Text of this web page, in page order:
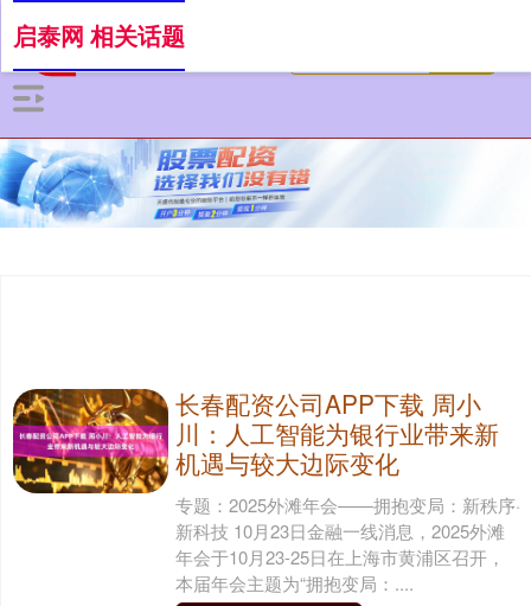
启泰网 相关话题
长春配资公司APP下载 周小
川：人工智能为银行业带来新
机遇与较大边际变化
专题：2025外滩年会——拥抱变局：新秩序·
新科技 10月23日金融一线消息，2025外滩
年会于10月23-25日在上海市黄浦区召开，
本届年会主题为“拥抱变局：....